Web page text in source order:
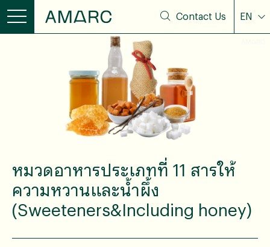
Contact Us EN
หมวดอาหารประเภทที่ 11 สารให้
ความหวานและน้ำผึ้ง
(Sweeteners&Including honey)